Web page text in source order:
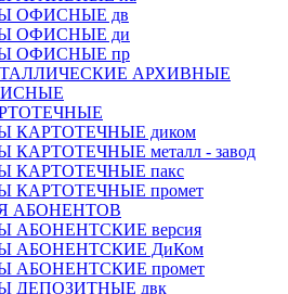
ОФИСНЫЕ дв
ОФИСНЫЕ ди
ОФИСНЫЕ пр
АРХИВНЫЕ
КАРТОТЕЧНЫЕ диком
металл - завод
КАРТОТЕЧНЫЕ пакс
КАРТОТЕЧНЫЕ промет
АБОНЕНТОВ
версия
АБОНЕНТСКИЕ ДиКом
АБОНЕНТСКИЕ промет
ДЕПОЗИТНЫЕ двк